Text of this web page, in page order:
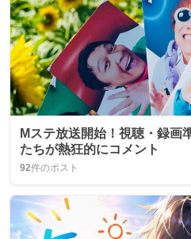
Mステ放送開始！視聴・録画
たちが熱狂的にコメント
92件のポスト